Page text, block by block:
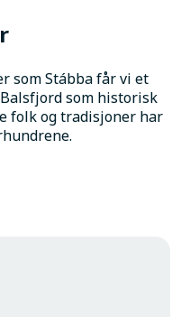
som Stábba får vi et
som historisk
folk og tradisjoner har